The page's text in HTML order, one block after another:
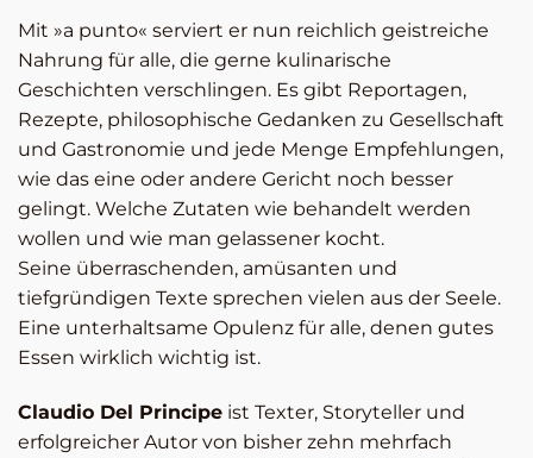
Mit »a punto« serviert er nun reichlich geistreiche
Nahrung für alle, die gerne kulinarische
Geschichten verschlingen. Es gibt Reportagen,
Rezepte, philosophische Gedanken zu Gesellschaft
und Gastronomie und jede Menge Empfehlungen,
wie das eine oder andere Gericht noch besser
gelingt. Welche Zutaten wie behandelt werden
wollen und wie man gelassener kocht.
Seine überraschenden, amüsanten und
tiefgründigen Texte sprechen vielen aus der Seele.
Eine unterhaltsame Opulenz für alle, denen gutes
Essen wirklich wichtig ist.
Claudio Del Principe ist Texter, Storyteller und
erfolgreicher Autor von bisher zehn mehrfach